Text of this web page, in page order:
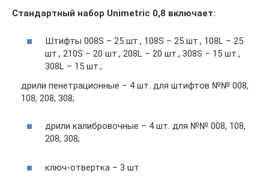
Стандартный набор Unimetric 0,8 включает:
Штифты 008S – 25 шт., 108S – 25 шт., 108L – 25
шт., 210S – 20 шт., 208L – 20 шт., 308S – 15 шт.,
308L – 15 шт.;
дрили пенетрационные – 4 шт. для штифтов №№ 008,
108, 208, 308;
дрили калибровочные – 4 шт. для №№ 008, 108,
208, 308;
ключ-отвертка – 3 шт.